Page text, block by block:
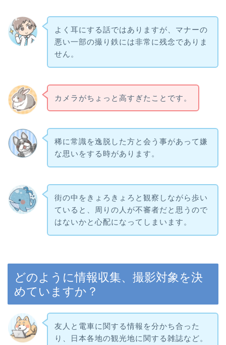
よく耳にする話ではありますが、マナーの
悪い一部の撮り鉄には非常に残念でありま
せん。
カメラがちょっと高すぎたことです。
稀に常識を逸脱した方と会う事があって嫌
な思いをする時があります。
街の中をきょろきょろと観察しながら歩い
ていると、周りの人が不審者だと思うので
はないかと心配になってしまいます。
どのように情報収集、撮影対象を決
めていますか？
友人と電車に関する情報を分かち合った
り、日本各地の観光地に関する雑誌など。